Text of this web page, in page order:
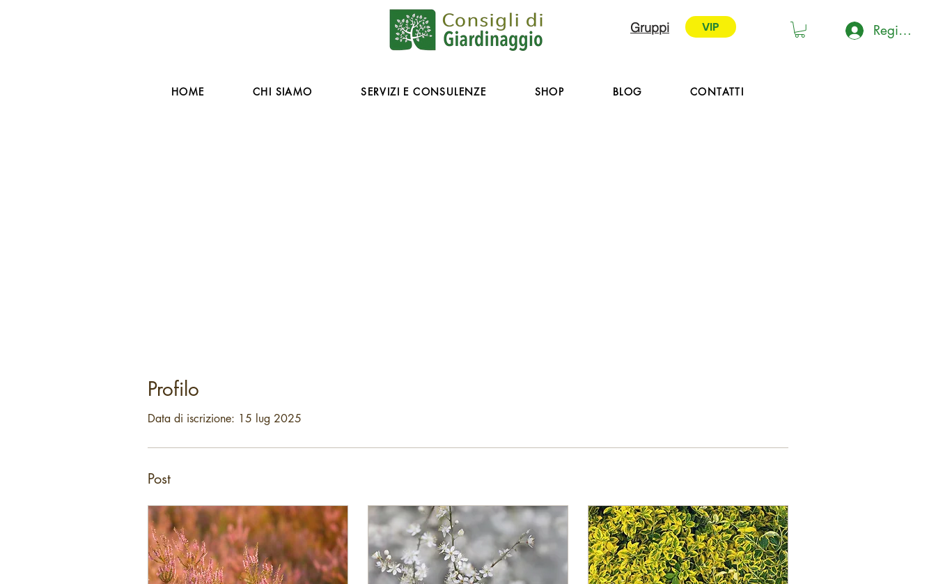
Gruppi
VIP
VIP
Registrati
HOME CHI SIAMO SERVIZI E CONSULENZE SHOP BLOG CONTATTI
Profilo
Data di iscrizione: 15 lug 2025
Post